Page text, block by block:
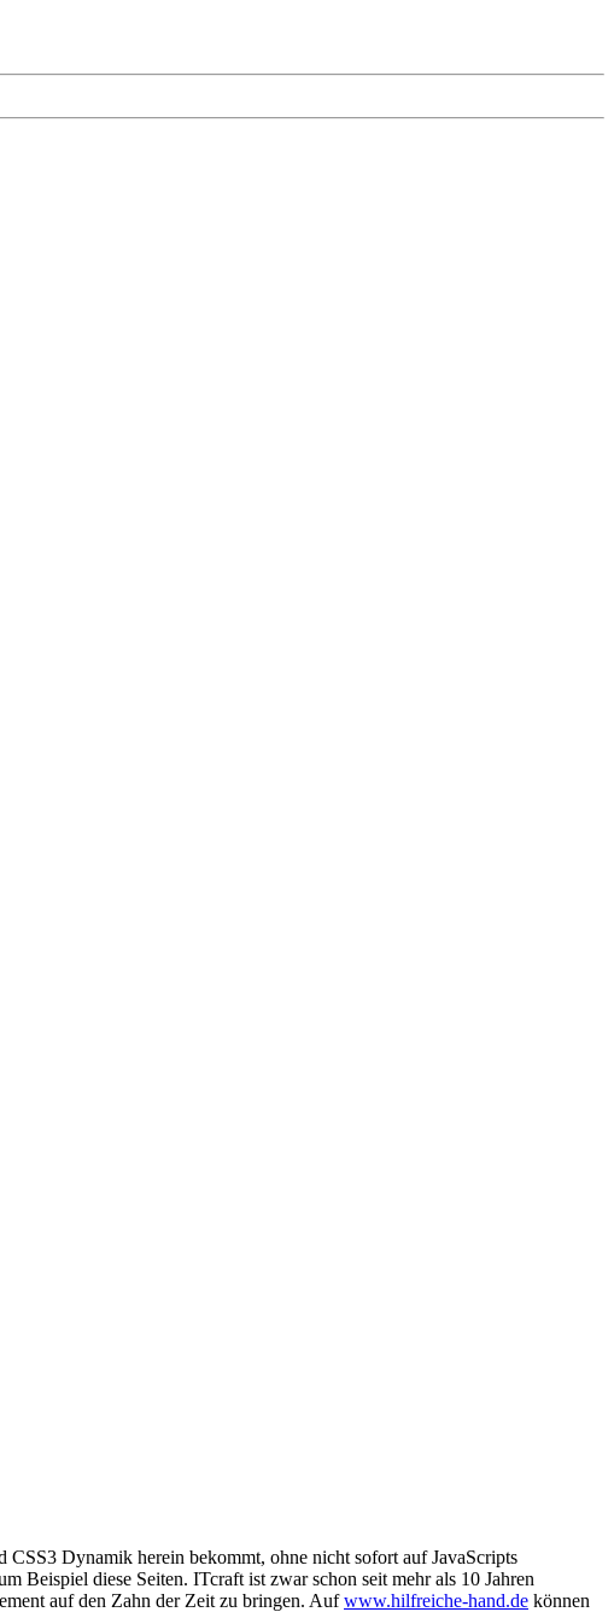
Dynamik herein bekommt, ohne nicht sofort auf JavaScripts
Beispiel diese Seiten. ITcraft ist zwar schon seit mehr als 10 Jahren
auf den Zahn der Zeit zu bringen. Aufwww.hilfreiche-hand.de können